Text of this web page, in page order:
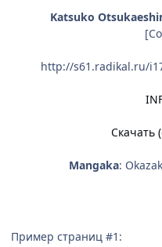
Katsuko
http://s61.radikal.ru/
Скачать
Mangaka:
Пример страниц #1: